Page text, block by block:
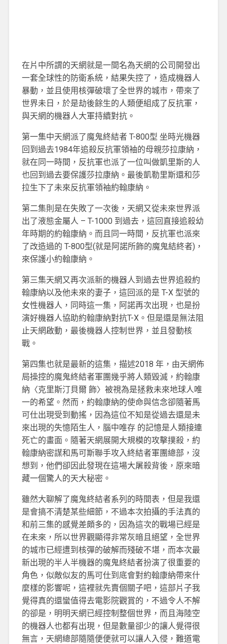
在片中所謂的天網就是一間名為天網的公司開發出
一套全球性的防衛系統，結果失控了，造成機器人
暴動，並且使用核彈破壞了全世界的城市，帶來了
世界未日，於是劫後餘生的人類便組成了反抗軍，
與天網的機器人大軍持續對抗。
第一集中天網派了魔鬼終結者 T-800型 坐時光機器
回到過去1984年追殺反抗軍領袖的母親莎拉康納，
就在同一時間，反抗軍也派了一位叫做凱里斯的人
也回到過去要保護莎拉康納。最後凱勒里斯還和莎
拉生下了未來反抗軍領袖約翰康納。
第二集則是在失敗了一次後，天網又從未來世界派
出了液態金屬人 – T-1000 到過去，這回直接追殺幼
年時期的約翰康納。而且同一時間，反抗軍也派來
了改造過的 T-800型(就是阿諾所飾的魔鬼結終者)，
來保護小約翰康納。
第三集天網又再次派新的機器人到過去世界追殺約
翰康納以及他未來的妻子，這回派的是 T-X 型號的
女性機器人，同時這一集，阿諾再次出現，也是扮
演好機器人協助約翰康納對抗T-X。但是還是無法阻
止天網啟動，最後機器人控制世界，並且發動核
戰。
第四集也就是最新的這集，描述2018 年，由天網佈
局操控的魔鬼終結者軍團幾乎將人類毀滅，約翰康
納〈克里斯汀貝爾 飾〉被視為是拯救未來地球人唯
一的希望。然而，約翰康納的使命與信念卻隨著馬
可仕出現受到動搖，因為這位不知是從過去還是未
來出現的失憶陌生人，腦中唯存 的記憶是人類接連
死亡的畫面。隨著天網展開大規模的攻擊撲殺，約
翰康納密謀和馬可斯聯手攻入終結者軍團總部，沒
想到，他們卻因此發現在這場大屠殺背後，原來暗
藏一個驚人的天大秘密。
雖然大聊解了魔鬼終結者系列的時間表，但是我還
是會搞不清楚某些細節，不過本次拍攝的手法真的
和前三集的感覺差頗多的，因為這次的戰場已經是
在未來，所以世界觀顯得非常灰暗且絕望，全世界
的城市已經遭到核彈的破解而殘破不堪，而本次最
新出現的半人半機器的魔鬼終結者扮演了很重要的
角色，似敵似友的馬可仕到底會對約翰康納帶來什
麼樣的影響呢，這裡就先賣個關子吧，這部片子我
覺得真的還蠻值得去電影院觀賞的，不過令人不解
的卻是，明明天網已經控制整個世界，而且海陸空
的機器人也都有出現，但是數量卻少的讓人覺得很
無言，天網總部隨隨便便就可以讓人入侵，難道電